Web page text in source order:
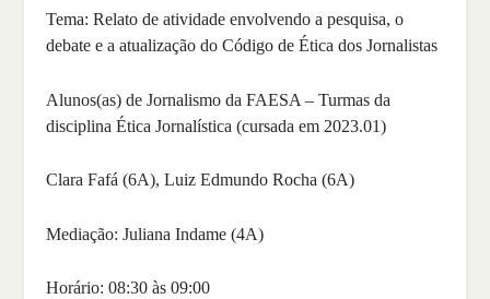
Tema: Relato de atividade envolvendo a pesquisa, o
debate e a atualização do Código de Ética dos Jornalistas
Alunos(as) de Jornalismo da FAESA – Turmas da
disciplina Ética Jornalística (cursada em 2023.01)
Clara Fafá (6A), Luiz Edmundo Rocha (6A)
Mediação: Juliana Indame (4A)
Horário: 08:30 às 09:00